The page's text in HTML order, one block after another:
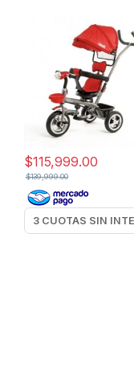
$115,999.00
$139,999.00